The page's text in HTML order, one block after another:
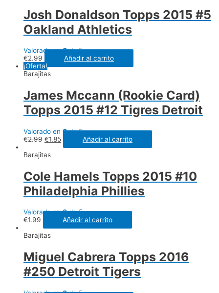
Josh Donaldson Topps 2015 #5
Oakland Athletics
Valorado en0de 5
€2.99
Añadir al carrito
¡Oferta!
Barajitas
James Mccann (Rookie Card)
Topps 2015 #12 Tigres Detroit
Valorado en 0de 5
€2.99 €1.85
Añadir al carrito
Barajitas
Cole Hamels Topps 2015 #10
Philadelphia Phillies
Valorado en0de 5
€1.99
Añadir al carrito
Barajitas
Miguel Cabrera Topps 2016
#250 Detroit Tigers